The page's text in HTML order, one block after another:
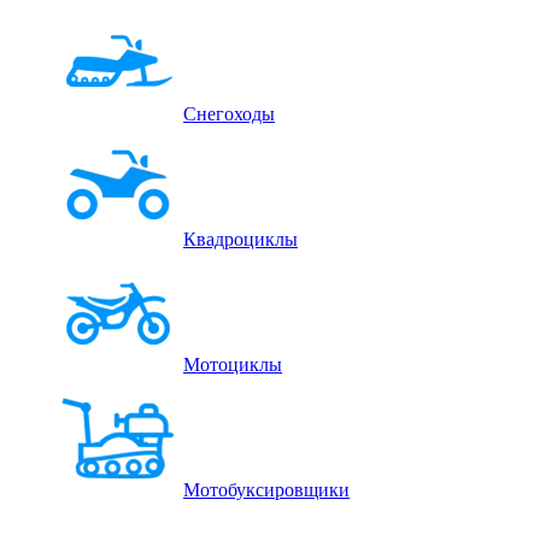
Снегоходы
Квадроциклы
Мотоциклы
Мотобуксировщики